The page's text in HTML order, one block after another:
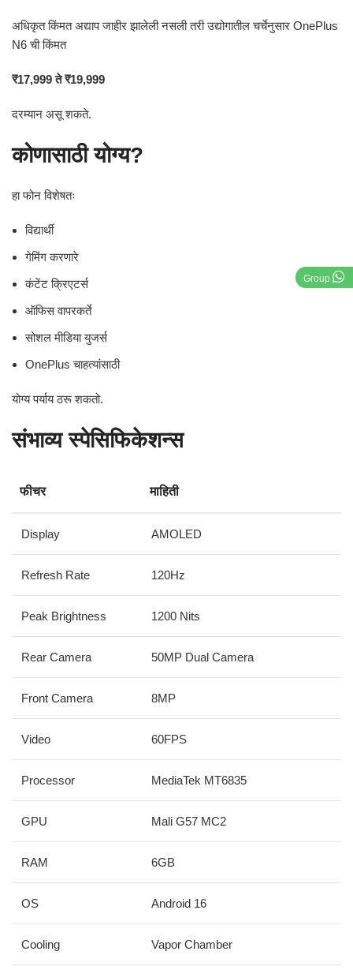
Group
अधिकृत किंमत अद्याप जाहीर झालेली नसली तरी उद्योगातील चर्चेनुसार OnePlus
N6 ची किंमत
₹17,999 ते ₹19,999
दरम्यान असू शकते.
कोणासाठी योग्य?
हा फोन विशेषतः
विद्यार्थी
गेमिंग करणारे
कंटेंट क्रिएटर्स
ऑफिस वापरकर्ते
सोशल मीडिया युजर्स
OnePlus चाहत्यांसाठी
योग्य पर्याय ठरू शकतो.
संभाव्य स्पेसिफिकेशन्स
फीचर माहिती
Display AMOLED
Refresh Rate 120Hz
Peak Brightness 1200 Nits
Rear Camera 50MP Dual Camera
Front Camera 8MP
Video 60FPS
Processor MediaTek MT6835
GPU Mali G57 MC2
RAM 6GB
OS Android 16
Cooling Vapor Chamber